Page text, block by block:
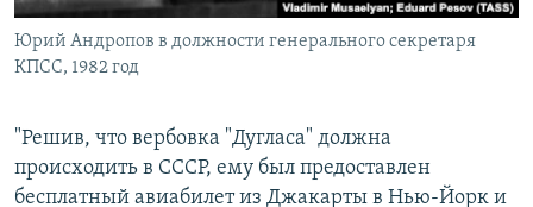
Юрий Андропов в должности генерального секретаря
КПСС, 1982 год
"Решив, что вербовка "Дугласа" должна
происходить в СССР, ему был предоставлен
бесплатный авиабилет из Джакарты в Нью-Йорк и